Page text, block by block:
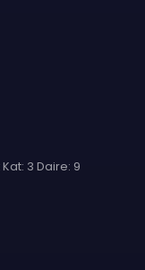
Kat: 3 Daire: 9